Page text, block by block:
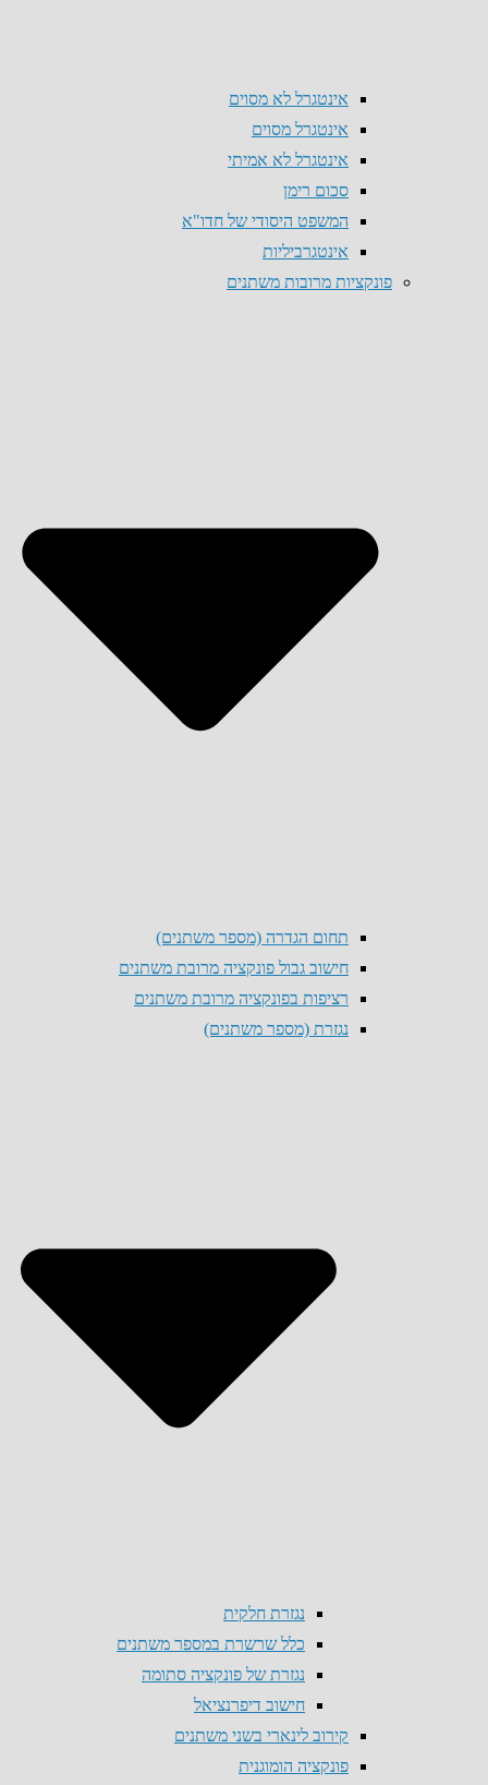
אינטגרל לא מסוים
אינטגרל מסוים
אינטגרל לא אמיתי
סכום רימן
המשפט היסודי של חדו"א
אינטגרביליות
פונקציות מרובות משתנים
תחום הגדרה (מספר משתנים)
חישוב גבול פונקציה מרובת משתנים
רציפות בפונקציה מרובת משתנים
נגזרת (מספר משתנים)
נגזרת חלקית
כלל שרשרת במספר משתנים
נגזרת של פונקציה סתומה
חישוב דיפרנציאל
קירוב לינארי בשני משתנים
פונקציה הומוגנית